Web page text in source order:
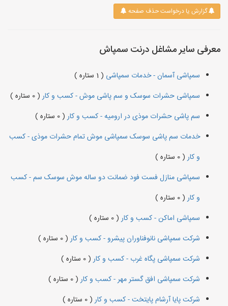
گزارش یا درخواست حذف صفحه
معرفی سایر مشاغل درنت سمپاش
سمپاشی آسمان - خدمات سمپاشی ( 1 ستاره )
سمپاشی حشرات سوسک و سم پاشی موش - کسب و کار( 0 ستاره )
سم پاشی حشرات موذی در ارومیه - کسب و کار( 0 ستاره )
خدمات سم پاشی سوسک سمپاشی موش تمام حشرات موذی - کسب
و کار( 0 ستاره )
سمپاشی منازل فست فود ضمانت دو ساله موش سوسک سم - کسب
و کار( 0 ستاره )
سمپاشی اماکن - کسب و کار( 0 ستاره )
شرکت سمپاشی نانوفناوران پیشرو - کسب و کار( 0 ستاره )
شرکت سمپاشی پگاه غرب - کسب و کار( 0 ستاره )
شرکت سمپاشی افق گستر مهر - کسب و کار( 0 ستاره )
شرکت پایا آرشام پایتخت - کسب و کار( 0 ستاره )